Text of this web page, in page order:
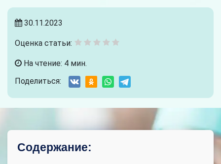
30.11.2023
Оценка статьи:
На чтение: 4 мин.
Поделиться:
Содержание: